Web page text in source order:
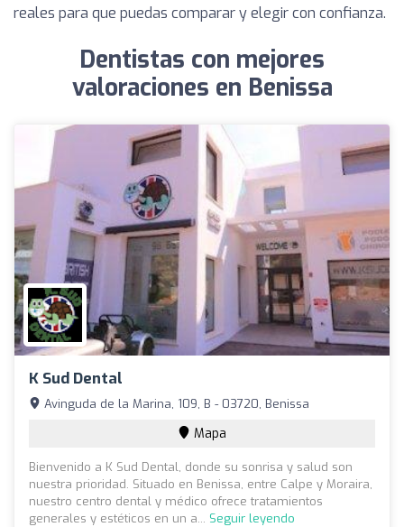
reales para que puedas comparar y elegir con confianza.
Dentistas con mejores
valoraciones en Benissa
K Sud Dental
Avinguda de la Marina, 109, B - 03720, Benissa
Mapa
Bienvenido a K Sud Dental, donde su sonrisa y salud son
nuestra prioridad. Situado en Benissa, entre Calpe y Moraira,
nuestro centro dental y médico ofrece tratamientos
generales y estéticos en un a... Seguir leyendo